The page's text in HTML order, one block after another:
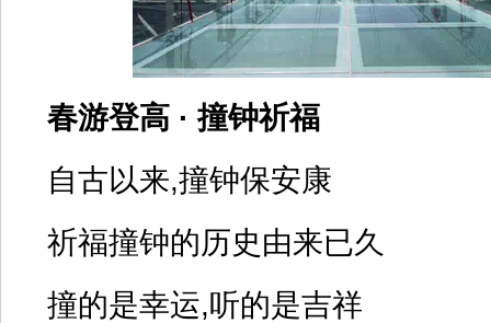
春游登高 · 撞钟祈福
自古以来,撞钟保安康
祈福撞钟的历史由来已久
撞的是幸运,听的是吉祥